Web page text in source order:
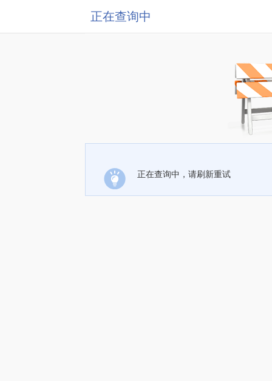
正在查询中
正在查询中，请刷新重试